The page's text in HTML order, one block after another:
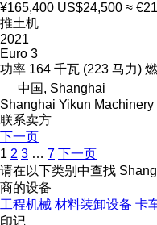
¥165,400 US$24,500 ≈
推土机
2021
Euro 3
功率 164 千瓦 (223 马力)
中国, Shanghai
Shanghai Yikun Machinery
联系卖方
下一页
1 2 3 … 7 下一页
请在以下类别中查找
商的设备
工程机械 材料装卸设备 卡
印记